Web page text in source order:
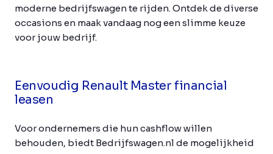
moderne bedrijfswagen te rijden. Ontdek de diverse
occasions en maak vandaag nog een slimme keuze
voor jouw bedrijf.
Eenvoudig Renault Master financial
leasen
Voor ondernemers die hun cashflow willen
behouden, biedt Bedrijfswagen.nl de mogelijkheid